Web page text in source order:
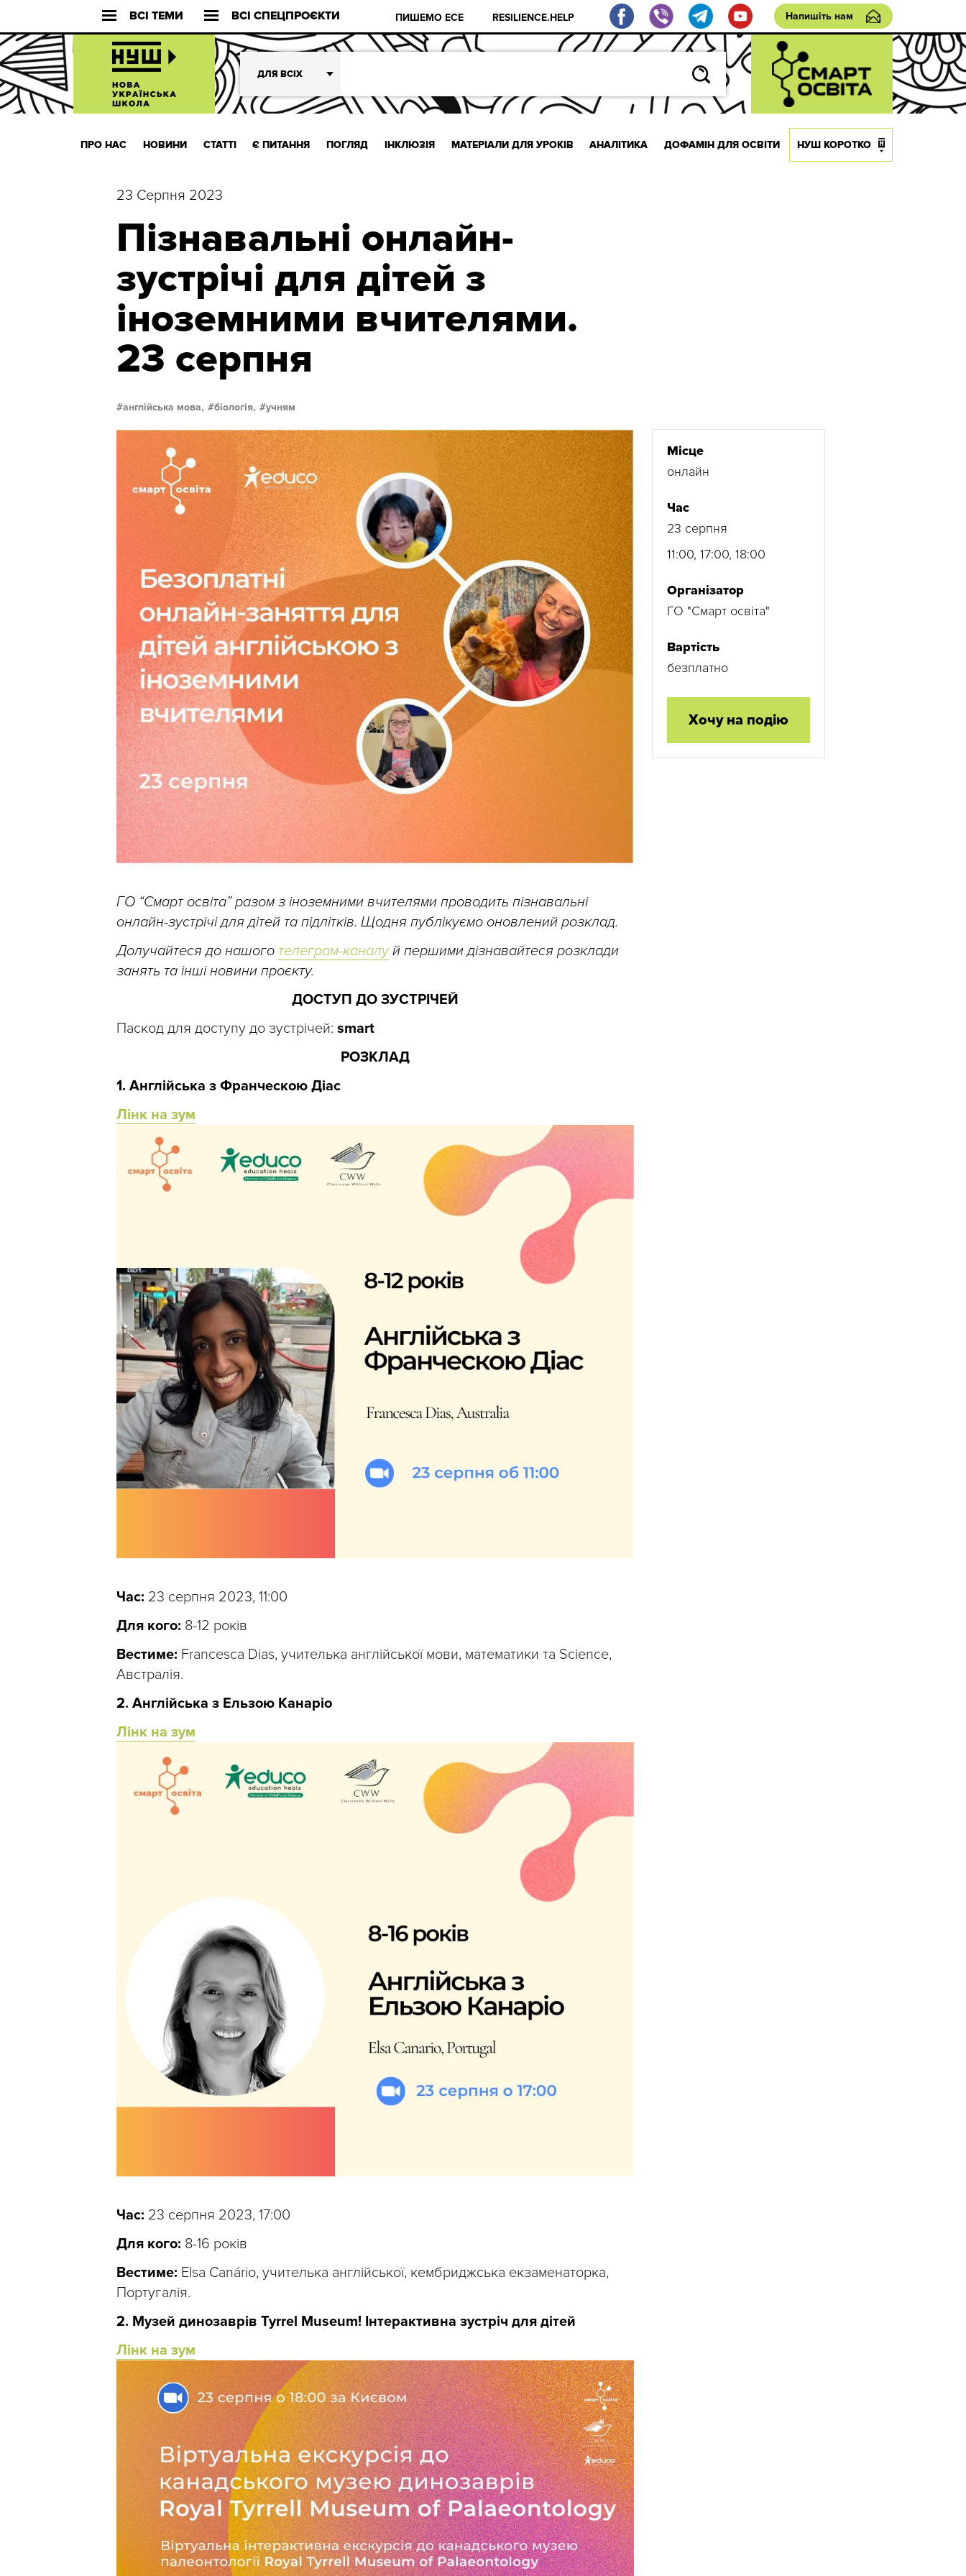
ВСІ ТЕМИ ВСІ СПЕЦПРОЄКТИ ПИШЕМО ЕСЕ RESILIENCE.HELP Напишіть нам
ДЛЯ ВСІХ
ПРО НАС НОВИНИ СТАТТІ Є ПИТАННЯ ПОГЛЯД ІНКЛЮЗІЯ МАТЕРІАЛИ ДЛЯ УРОКІВ АНАЛІТИКА ДОФАМІН ДЛЯ ОСВІТИ НУШ КОРОТКО
23 Серпня 2023
Пізнавальні онлайн-
зустрічі для дітей з
іноземними вчителями.
23 серпня
англійська мова, біологія, учням
ГО “Смарт освіта” разом з іноземними вчителями проводить пізнавальні
онлайн-зустрічі для дітей та підлітків. Щодня публікуємо оновлений розклад.
Долучайтеся до нашого телеграм-каналуй першими дізнавайтеся розклади
занять та інші новини проєкту.
ДОСТУП ДО ЗУСТРІЧЕЙ
Паскод для доступу до зустрічей: smart
РОЗКЛАД
1. Англійська з Франческою Діас
Лінк на зум
Час: 23 серпня 2023, 11:00
Для кого: 8-12 років
Вестиме: Francesca Dias, учителька англійської мови, математики та Science,
Австралія.
2. Англійська з Ельзою Канаріо
Лінк на зум
Час: 23 серпня 2023, 17:00
Для кого: 8-16 років
Вестиме: Elsa Canário, учителька англійської, кембриджська екзаменаторка,
Португалія.
2. Музей динозаврів Tyrrel Museum! Інтерактивна зустріч для дітей
Лінк на зум
Місце
онлайн
Час
23 серпня
11:00, 17:00, 18:00
Організатор
ГО "Смарт освіта"
Вартість
безплатно
Хочу на подію